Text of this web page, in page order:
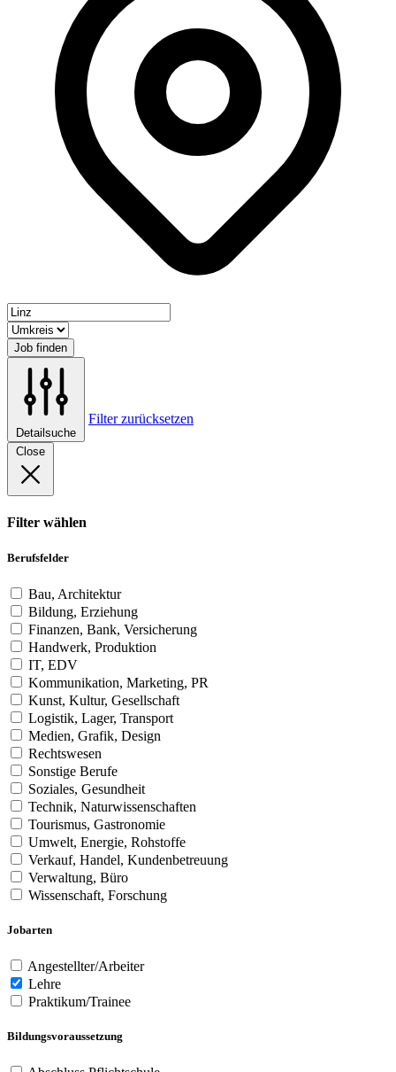
Job finden
Detailsuche
Filter zurücksetzen
Close
Filter wählen
Berufsfelder
Bau, Architektur
Bildung, Erziehung
Finanzen, Bank, Versicherung
Handwerk, Produktion
IT, EDV
Kommunikation, Marketing, PR
Kunst, Kultur, Gesellschaft
Logistik, Lager, Transport
Medien, Grafik, Design
Rechtswesen
Sonstige Berufe
Soziales, Gesundheit
Technik, Naturwissenschaften
Tourismus, Gastronomie
Umwelt, Energie, Rohstoffe
Verkauf, Handel, Kundenbetreuung
Verwaltung, Büro
Wissenschaft, Forschung
Jobarten
Angestellter/Arbeiter
Lehre
Praktikum/Trainee
Bildungsvoraussetzung